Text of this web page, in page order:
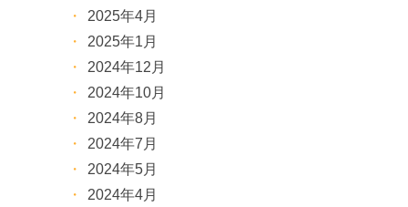
2025年4月
2025年1月
2024年12月
2024年10月
2024年8月
2024年7月
2024年5月
2024年4月